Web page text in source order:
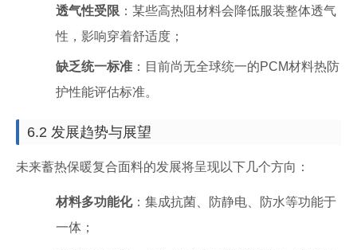
透气性受限 ：某些高热阻材料会降低服装整体透气
性，影响穿着舒适度；
缺乏统一标准 ：目前尚无全球统一的PCM材料热防
护性能评估标准。
6.2 发展趋势与展望
未来蓄热保暖复合面料的发展将呈现以下几个方向：
材料多功能化：集成抗菌、防静电、防水等功能于
一体；